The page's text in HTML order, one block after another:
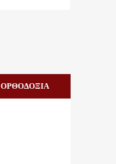
ΟΡΘΟΔΟΞΙΑ